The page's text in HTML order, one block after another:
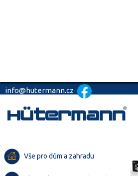
info@hutermann.cz
Vše pro dům a zahradu